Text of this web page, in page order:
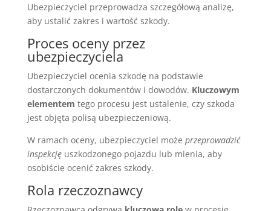
Ubezpieczyciel przeprowadza szczegółową analizę,
aby ustalić zakres i wartość szkody.
Proces oceny przez
ubezpieczyciela
Ubezpieczyciel ocenia szkodę na podstawie
dostarczonych dokumentów i dowodów. Kluczowym
elementem tego procesu jest ustalenie, czy szkoda
jest objęta polisą ubezpieczeniową.
W ramach oceny, ubezpieczyciel może przeprowadzić
inspekcjęuszkodzonego pojazdu lub mienia, aby
osobiście ocenić zakres szkody.
Rola rzeczoznawcy